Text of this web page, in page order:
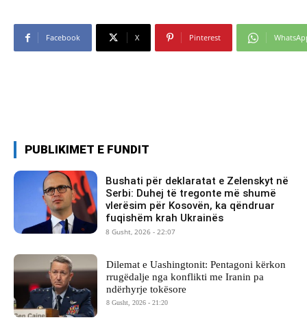
Facebook X Pinterest
PUBLIKIMET E FUNDIT
Bushati për deklaratat e Zelenskyt në
Serbi: Duhej të tregonte më shumë
vlerësim për Kosovën, ka qëndruar
fuqishëm krah Ukrainës
8 Gusht, 2026 - 22:07
Dilemat e Uashingtonit: Pentagoni kërkon
rrugëdalje nga konflikti me Iranin pa
ndërhyrje tokësore
8 Gusht, 2026 - 21:20